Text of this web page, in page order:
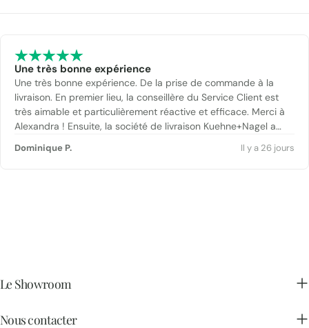
Une très bonne expérience
Une très bonne expérience. De la prise de commande à la
livraison. En premier lieu, la conseillère du Service Client est
très aimable et particulièrement réactive et efficace. Merci à
Alexandra ! Ensuite, la société de livraison Kuehne+Nagel a
conforme à la description et à un prix compétitif
Dominique P. Il y a 26 jours
Le Showroom
Nous contacter